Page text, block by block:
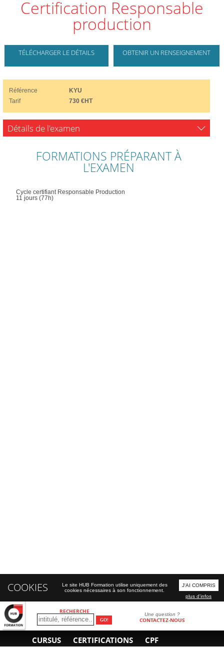
RECHERCHE Une question ?
CONTACTEZ-NOUS
CURSUS CERTIFICATIONS CPF
Certification Responsable
production
TÉLÉCHARGER LE DÉTAILS OBTENIR UN RENSEIGNEMENT
Référence
KYU
Tarif
730 €HT
Détails de l'examen
FORMATIONS PRÉPARANT À
L'EXAMEN
Cycle certifiant Responsable Production
11 jours (77h)
COOKIES
Le site HUB Formation utilise uniquement des
cookies nécessaires à son fonctionnement.
J'AI COMPRIS
plus d'infos